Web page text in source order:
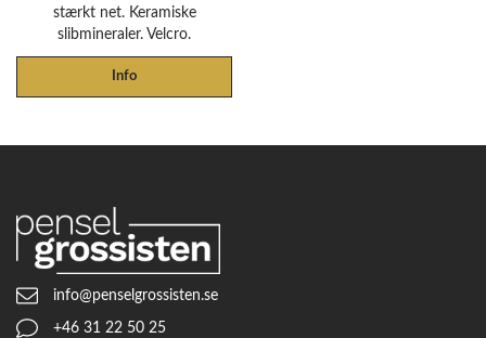
stærkt net. Keramiske
slibmineraler. Velcro.
Info
info@penselgrossisten.se
+46 31 22 50 25